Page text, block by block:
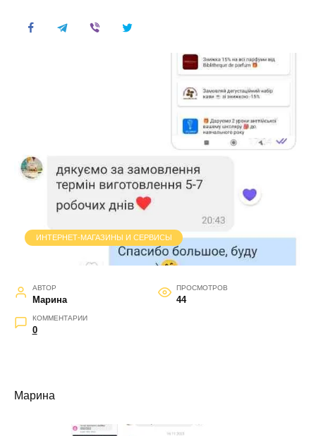
ИНТЕРНЕТ-МАГАЗИНЫ И СЕРВИСЫ
АВТОР
Марина
ПРОСМОТРОВ
44
КОММЕНТАРИИ
0
Марина